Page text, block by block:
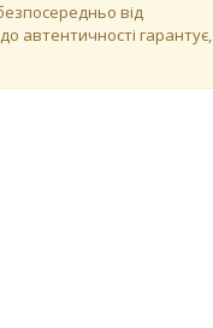
від
автентичності гарантує,